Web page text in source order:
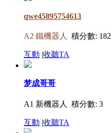
qwe45895754613
A2 鐵機器人 積分數: 182
互動 |收聽TA
梦成哥哥
A1 新機器人 積分數: 3
互動 收聽TA